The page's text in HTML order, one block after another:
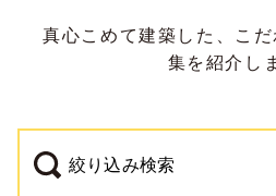
真心こめて建築した、こ
集を紹介し
絞り込み検索